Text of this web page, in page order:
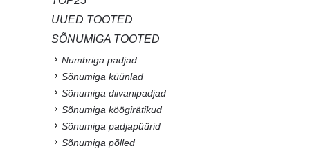
UUED TOOTED
SÕNUMIGA TOOTED
Numbriga padjad
Sõnumiga küünlad
Sõnumiga diivanipadjad
Sõnumiga köögirätikud
Sõnumiga padjapüürid
Sõnumiga põlled